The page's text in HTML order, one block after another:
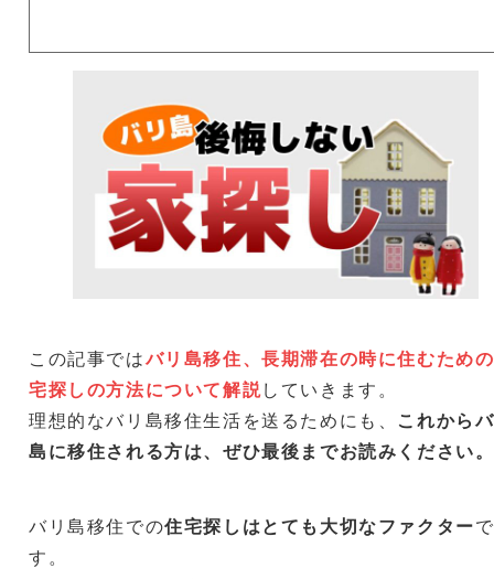
この記事ではバリ島移住、長期滞在の時に住むため
宅探しの方法について解説していきます。
理想的なバリ島移住生活を送るためにも、 これから
島に移住される方は、ぜひ最後までお読みください。
バリ島移住での住宅探しはとても大切なファクターで
す。